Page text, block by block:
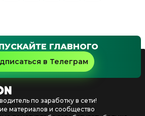
ГЛАВНОГО
в Телеграм
по заработку в сети!
материалов и сообщество